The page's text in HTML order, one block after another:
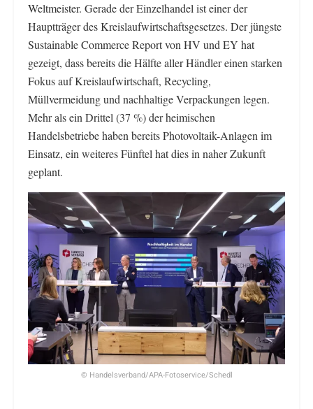
Weltmeister. Gerade der Einzelhandel ist einer der
Hauptträger des Kreislaufwirtschaftsgesetzes. Der jüngste
Sustainable Commerce Report von HV und EY hat
gezeigt, dass bereits die Hälfte aller Händler einen starken
Fokus auf Kreislaufwirtschaft, Recycling,
Müllvermeidung und nachhaltige Verpackungen legen.
Mehr als ein Drittel (37 %) der heimischen
Handelsbetriebe haben bereits Photovoltaik-Anlagen im
Einsatz, ein weiteres Fünftel hat dies in naher Zukunft
geplant.
© Handelsverband/APA-Fotoservice/Schedl